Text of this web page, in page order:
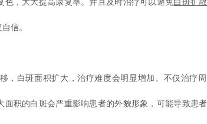
色，大大提高康复率。并且及时治疗可以避免白斑扩散
信。
白斑面积扩大，治疗难度会明显增加。不仅治疗周
面积的白斑会严重影响患者的外貌形象，可能导致患